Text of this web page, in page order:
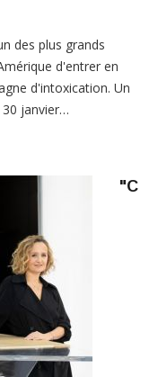
des plus grands
d'entrer en
d'intoxication. Un
30 janvier…
"C